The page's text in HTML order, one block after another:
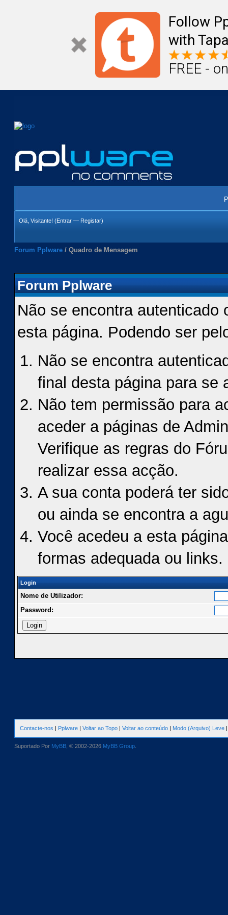
Follow
with
FREE -
Olá, Visitante! (Entrar — Registar)
Forum Pplware / Quadro de Mensagem
Forum Pplware
Não se encontra autenticado
esta página. Podendo ser
Não se encontra
final desta página para se
Não tem permissão para
aceder a páginas de
Verifique as regras do
realizar essa acção.
A sua conta poderá ter
ou ainda se encontra a
Você acedeu a esta
formas adequada ou links.
Login
Nome de Utilizador:
Password:
Contacte-nos | Pplware | Voltar ao Topo | Voltar ao conteúdo | Modo (Arquivo) Leve
Suportado Por MyBB , © 2002-2026 MyBB Group